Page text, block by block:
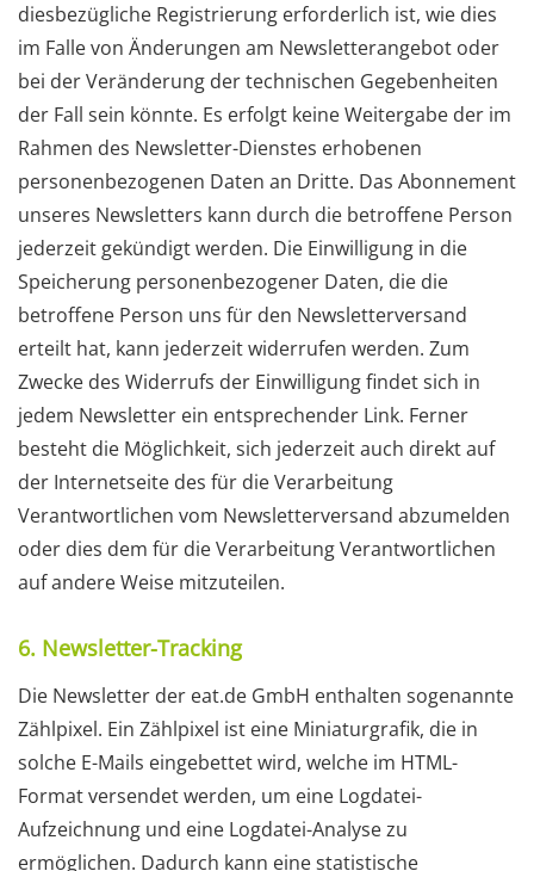
diesbezügliche Registrierung erforderlich ist, wie dies
im Falle von Änderungen am Newsletterangebot oder
bei der Veränderung der technischen Gegebenheiten
der Fall sein könnte. Es erfolgt keine Weitergabe der im
Rahmen des Newsletter-Dienstes erhobenen
personenbezogenen Daten an Dritte. Das Abonnement
unseres Newsletters kann durch die betroffene Person
jederzeit gekündigt werden. Die Einwilligung in die
Speicherung personenbezogener Daten, die die
betroffene Person uns für den Newsletterversand
erteilt hat, kann jederzeit widerrufen werden. Zum
Zwecke des Widerrufs der Einwilligung findet sich in
jedem Newsletter ein entsprechender Link. Ferner
besteht die Möglichkeit, sich jederzeit auch direkt auf
der Internetseite des für die Verarbeitung
Verantwortlichen vom Newsletterversand abzumelden
oder dies dem für die Verarbeitung Verantwortlichen
auf andere Weise mitzuteilen.
6. Newsletter-Tracking
Die Newsletter der eat.de GmbH enthalten sogenannte
Zählpixel. Ein Zählpixel ist eine Miniaturgrafik, die in
solche E-Mails eingebettet wird, welche im HTML-
Format versendet werden, um eine Logdatei-
Aufzeichnung und eine Logdatei-Analyse zu
ermöglichen. Dadurch kann eine statistische